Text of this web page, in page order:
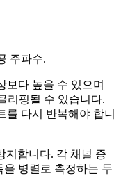
주파수.
보다 높을 수 있으며
리핑될 수 있습니다.
를 다시 반복해야 합니
지합니다. 각 채널 증
병렬로 측정하는 두